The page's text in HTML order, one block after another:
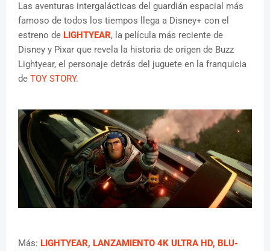
Las aventuras intergalácticas del guardián espacial más
famoso de todos los tiempos llega a Disney+ con el
estreno de LIGHTYEAR, la película más reciente de
Disney y Pixar que revela la historia de origen de Buzz
Lightyear, el personaje detrás del juguete en la franquicia
de TOY STORY.
Más: LIGHTYEAR, LANZAMIENTO 4K ULTRA HD, BLU-